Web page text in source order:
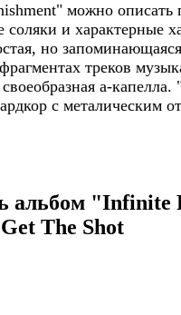
можно описать
соляки и характерные
но
треков
своеобразная а-
с металическим
альбом "Infinite
The Shot